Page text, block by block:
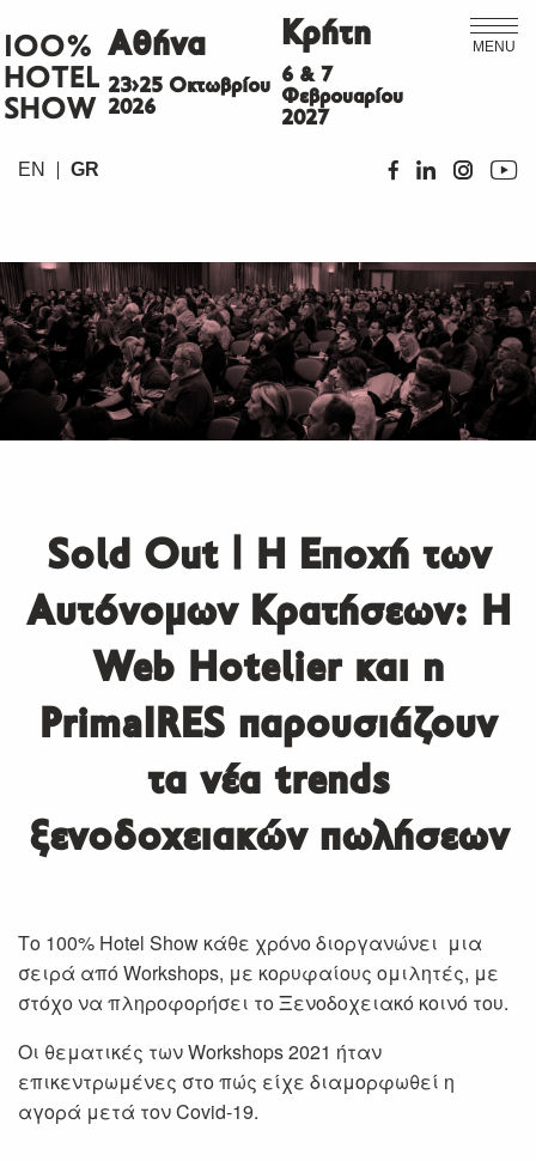
MENU
ΙΟΟ%
HOTEL
SHOW
Αθήνα
23>25 Οκτωβρίου
2026
Κρήτη
6 & 7
Φεβρουαρίου
2027
EN GR
Sold Out | Η Εποχή των
Αυτόνομων Κρατήσεων: Η
Web Hotelier και η
PrimaIRES παρουσιάζουν
τα νέα trends
ξενοδοχειακών πωλήσεων
Το 100% Hotel Show κάθε χρόνο διοργανώνει μια
σειρά από Workshops, με κορυφαίους ομιλητές, με
στόχο να πληροφορήσει το Ξενοδοχειακό κοινό του.
Οι θεματικές των Workshops 2021 ήταν
επικεντρωμένες στο πώς είχε διαμορφωθεί η
αγορά μετά τον Covid-19.